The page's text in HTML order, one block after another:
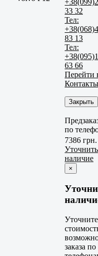
33 32
Тел:
83 13
Тел:
63 66
Перейти
Контакты
Закрыть
по
7386 грн.
Уточнить
наличие
×
Уточните
заказа по